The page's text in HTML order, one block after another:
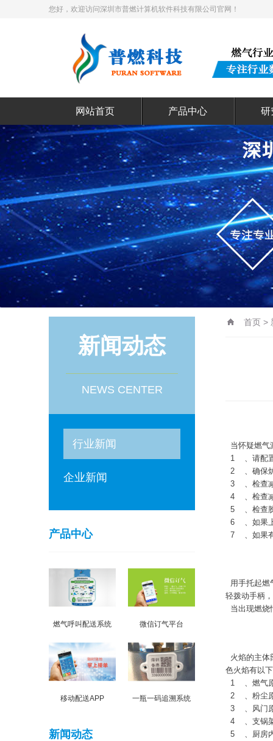
您好，欢迎访问深圳市普燃计算机软件科技有限公司官网！
网站首页 产品中心 研
新闻动态
NEWS CENTER
行业新闻
企业新闻
产品中心
燃气呼叫配送系统 微信订气平台
移动配送APP 一瓶一码追溯系统
新闻动态
首页 >
当怀疑燃气
1
、请配
2
、确保
3
、检查
4
、检查
5
、检查
6
、如果
7
、如果
用手托起燃
轻拨动手柄
当出现燃烧
火焰的主体
色火焰有以
1
、燃气
2
、粉尘
3
、风门
4
、支锅
5
、厨房